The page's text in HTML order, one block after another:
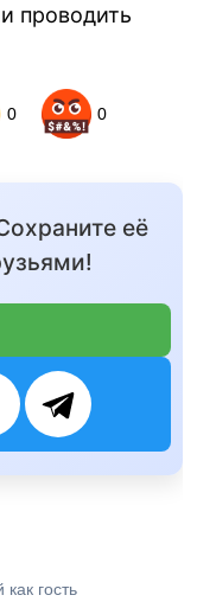
проводить
0 0
её
гость